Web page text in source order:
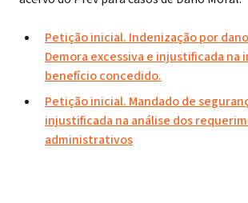
Petição inicial. Indenização por
Demora excessiva e injustificada na
benefício concedido.
Petição inicial. Mandado de
injustificada na análise dos
administrativos